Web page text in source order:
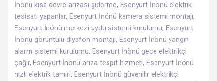
İnönü kısa devre arızası giderme, Esenyurt İnönü elektrik
tesisatı yapanlar, Esenyurt İnönü kamera sistemi montajı,
Esenyurt İnönü merkezi uydu sistemi kurulumu, Esenyurt
İnönü görüntülü diyafon montajı, Esenyurt İnönü yangın
alarm sistemi kurulumu, Esenyurt İnönü gece elektrikçi
çağır, Esenyurt İnönü arıza tespit hizmeti, Esenyurt İnönü
hızlı elektrik tamiri, Esenyurt İnönü güvenilir elektrikçi